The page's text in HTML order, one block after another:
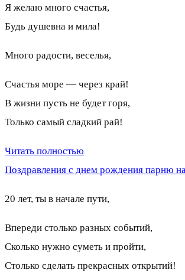
Я желаю много счастья,
Будь душевна и мила!
Много радости, веселья,
Счастья море — через край!
В жизни пусть не будет горя,
Только самый сладкий рай!
Читать полностью
Поздравления с днем рождения парню
20 лет, ты в начале пути,
Впереди столько разных событий,
Сколько нужно суметь и пройти,
Столько сделать прекрасных открытий!